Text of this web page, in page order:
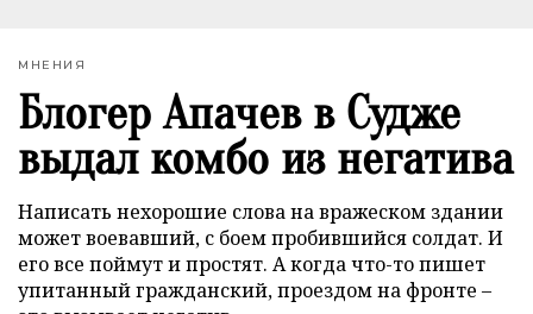
МНЕНИЯ
Блогер Апачев в Судже
выдал комбо из негатива
Написать нехорошие слова на вражеском здании
может воевавший, с боем пробившийся солдат. И
его все поймут и простят. А когда что-то пишет
упитанный гражданский, проездом на фронте –